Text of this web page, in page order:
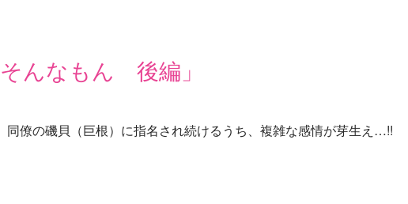
んなもん 後編」
同僚の磯貝（巨根）に指名され続けるうち、複雑な感情が芽生え…!!